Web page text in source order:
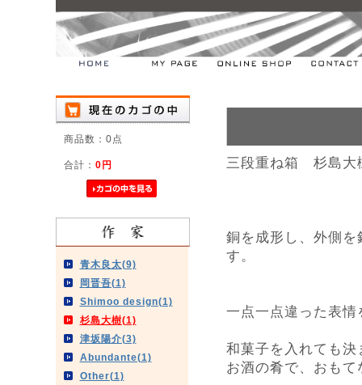
商品数：0点
合計： 0円
青木良太(9)
岡晋吾(1)
Shimoo design(1)
杉島大樹(1)
津坂陽介(3)
Abundante(1)
Other(1)
三段重ね箱 杉島大
銅を成形し、外側
す。
一点一点違った表
和菓子を入れても決
お酒の肴で、おも